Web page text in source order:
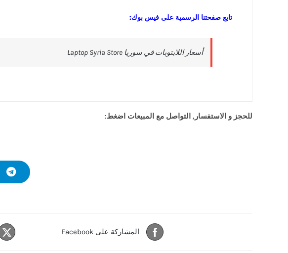
تابع صفحتنا الرسمية على فيس بوك:
للحجز و الاستفسار, التواصل مع المبيعات اضغط:
المشاركة على Facebook